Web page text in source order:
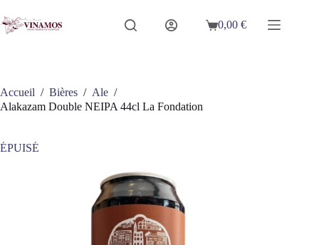
au
contenu
Panier
0,00€
Accueil / Bières / Ale /
Alakazam Double NEIPA 44cl La Fondation
ÉPUISÉ